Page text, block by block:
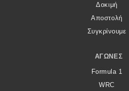
Δοκιμή
Αποστολή
Συγκρίνουμε
ΑΓΏΝΕΣ
Formula 1
WRC